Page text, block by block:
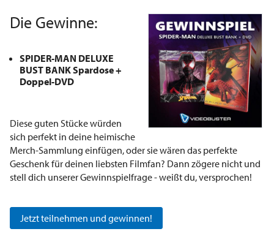
Die Gewinne:
SPIDER-MAN DELUXE
BUST BANK Spardose +
Doppel-DVD
Diese guten Stücke würden
sich perfekt in deine heimische
Merch-Sammlung einfügen, oder sie wären das perfekte
Geschenk für deinen liebsten Filmfan? Dann zögere nicht und
stell dich unserer Gewinnspielfrage - weißt du, versprochen!
Jetzt teilnehmen und gewinnen!